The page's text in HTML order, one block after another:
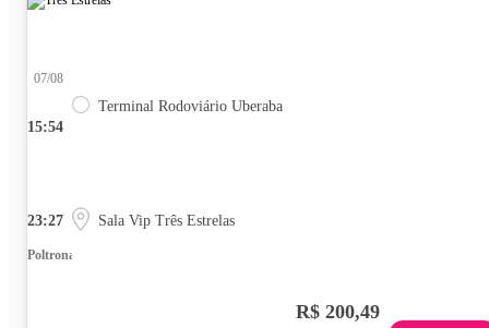
15:54
07/08
Terminal Rodoviário Uberaba
23:27 Sala Vip Três Estrelas
Poltrona
R$ 200,49